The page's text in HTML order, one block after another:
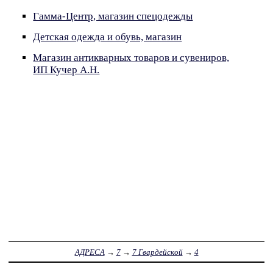
Гамма-Центр, магазин спецодежды
Детская одежда и обувь, магазин
Магазин антикварных товаров и сувениров,
ИП Кучер А.Н.
АДРЕСА → 7→ 7 Гвардейской→ 4